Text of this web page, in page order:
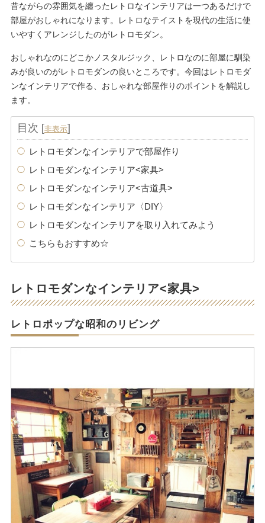
昔ながらの雰囲気を纏ったレトロなインテリアは一つあるだけで
部屋がおしゃれになります。レトロなテイストを現代の生活に使
いやすくアレンジしたのがレトロモダン。
おしゃれなのにどこかノスタルジック、レトロなのに部屋に馴染
みが良いのがレトロモダンの良いところです。今回はレトロモダ
ンなインテリアで作る、おしゃれな部屋作りのポイントを解説し
ます。
目次 [非表示]
レトロモダンなインテリアで部屋作り
レトロモダンなインテリア<家具>
レトロモダンなインテリア<古道具>
レトロモダンなインテリア〈DIY〉
レトロモダンなインテリアを取り入れてみよう
こちらもおすすめ☆
レトロモダンなインテリア<家具>
レトロポップな昭和のリビング